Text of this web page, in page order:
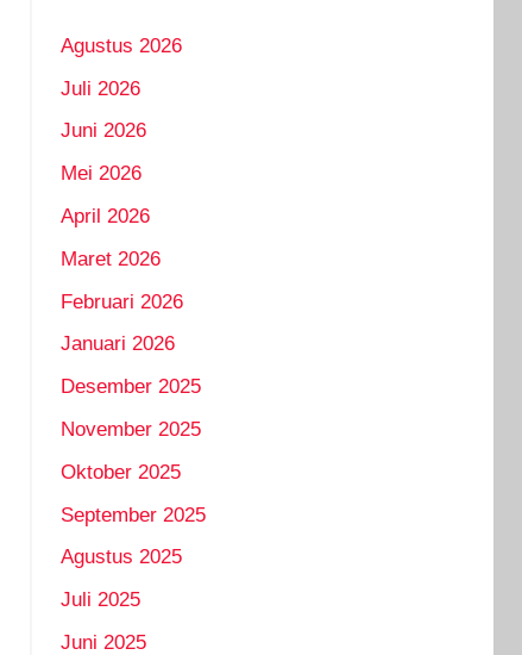
Agustus 2026
Juli 2026
Juni 2026
Mei 2026
April 2026
Maret 2026
Februari 2026
Januari 2026
Desember 2025
November 2025
Oktober 2025
September 2025
Agustus 2025
Juli 2025
Juni 2025